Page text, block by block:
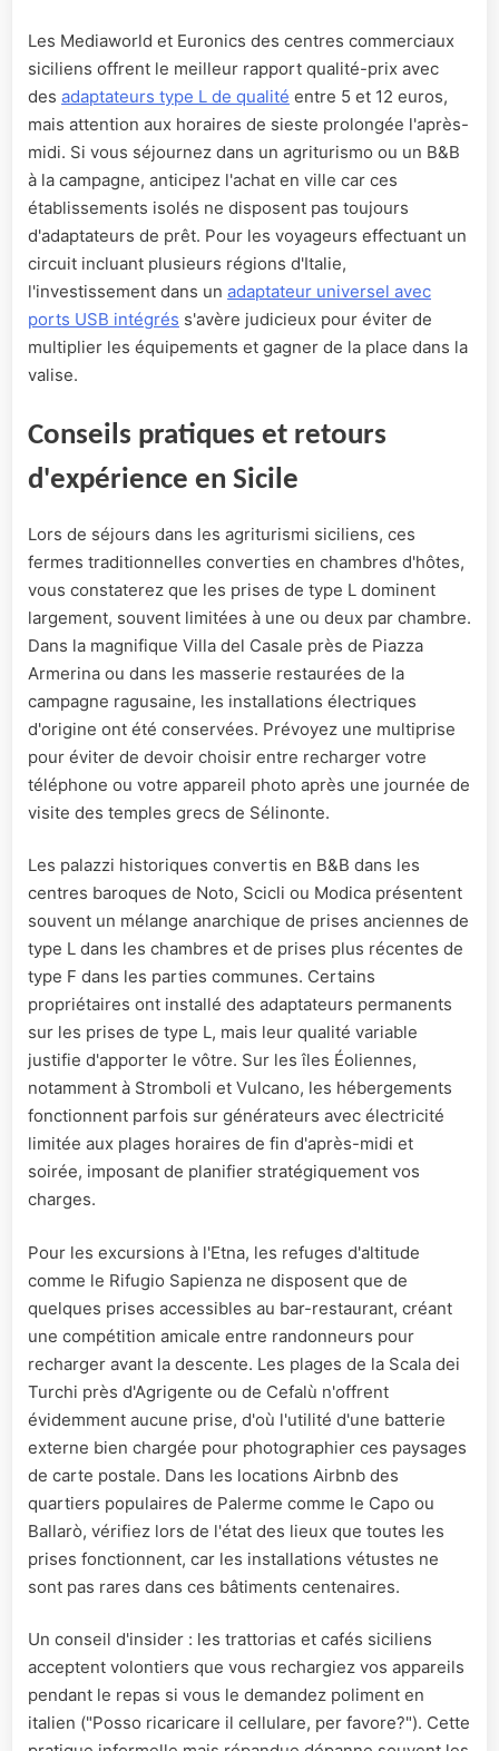
Les Mediaworld et Euronics des centres commerciaux
siciliens offrent le meilleur rapport qualité-prix avec
des adaptateurs type L de qualité entre 5 et 12 euros,
mais attention aux horaires de sieste prolongée l'après-
midi. Si vous séjournez dans un agriturismo ou un B&B
à la campagne, anticipez l'achat en ville car ces
établissements isolés ne disposent pas toujours
d'adaptateurs de prêt. Pour les voyageurs effectuant un
circuit incluant plusieurs régions d'Italie,
l'investissement dans un adaptateur universel avec
ports USB intégrés s'avère judicieux pour éviter de
multiplier les équipements et gagner de la place dans la
valise.
Conseils pratiques et retours
d'expérience en Sicile
Lors de séjours dans les agriturismi siciliens, ces
fermes traditionnelles converties en chambres d'hôtes,
vous constaterez que les prises de type L dominent
largement, souvent limitées à une ou deux par chambre.
Dans la magnifique Villa del Casale près de Piazza
Armerina ou dans les masserie restaurées de la
campagne ragusaine, les installations électriques
d'origine ont été conservées. Prévoyez une multiprise
pour éviter de devoir choisir entre recharger votre
téléphone ou votre appareil photo après une journée de
visite des temples grecs de Sélinonte.
Les palazzi historiques convertis en B&B dans les
centres baroques de Noto, Scicli ou Modica présentent
souvent un mélange anarchique de prises anciennes de
type L dans les chambres et de prises plus récentes de
type F dans les parties communes. Certains
propriétaires ont installé des adaptateurs permanents
sur les prises de type L, mais leur qualité variable
justifie d'apporter le vôtre. Sur les îles Éoliennes,
notamment à Stromboli et Vulcano, les hébergements
fonctionnent parfois sur générateurs avec électricité
limitée aux plages horaires de fin d'après-midi et
soirée, imposant de planifier stratégiquement vos
charges.
Pour les excursions à l'Etna, les refuges d'altitude
comme le Rifugio Sapienza ne disposent que de
quelques prises accessibles au bar-restaurant, créant
une compétition amicale entre randonneurs pour
recharger avant la descente. Les plages de la Scala dei
Turchi près d'Agrigente ou de Cefalù n'offrent
évidemment aucune prise, d'où l'utilité d'une batterie
externe bien chargée pour photographier ces paysages
de carte postale. Dans les locations Airbnb des
quartiers populaires de Palerme comme le Capo ou
Ballarò, vérifiez lors de l'état des lieux que toutes les
prises fonctionnent, car les installations vétustes ne
sont pas rares dans ces bâtiments centenaires.
Un conseil d'insider : les trattorias et cafés siciliens
acceptent volontiers que vous rechargiez vos appareils
pendant le repas si vous le demandez poliment en
italien ("Posso ricaricare il cellulare, per favore?"). Cette